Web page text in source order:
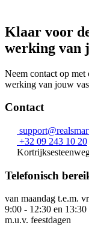
Klaar voor
werking van
Neem contact op met
werking van jouw
Contact
+32 09 243 10 20
Telefonisch
van maandag t.e.m.
9:00 - 12:30 en 13:30
m.u.v. feestdagen